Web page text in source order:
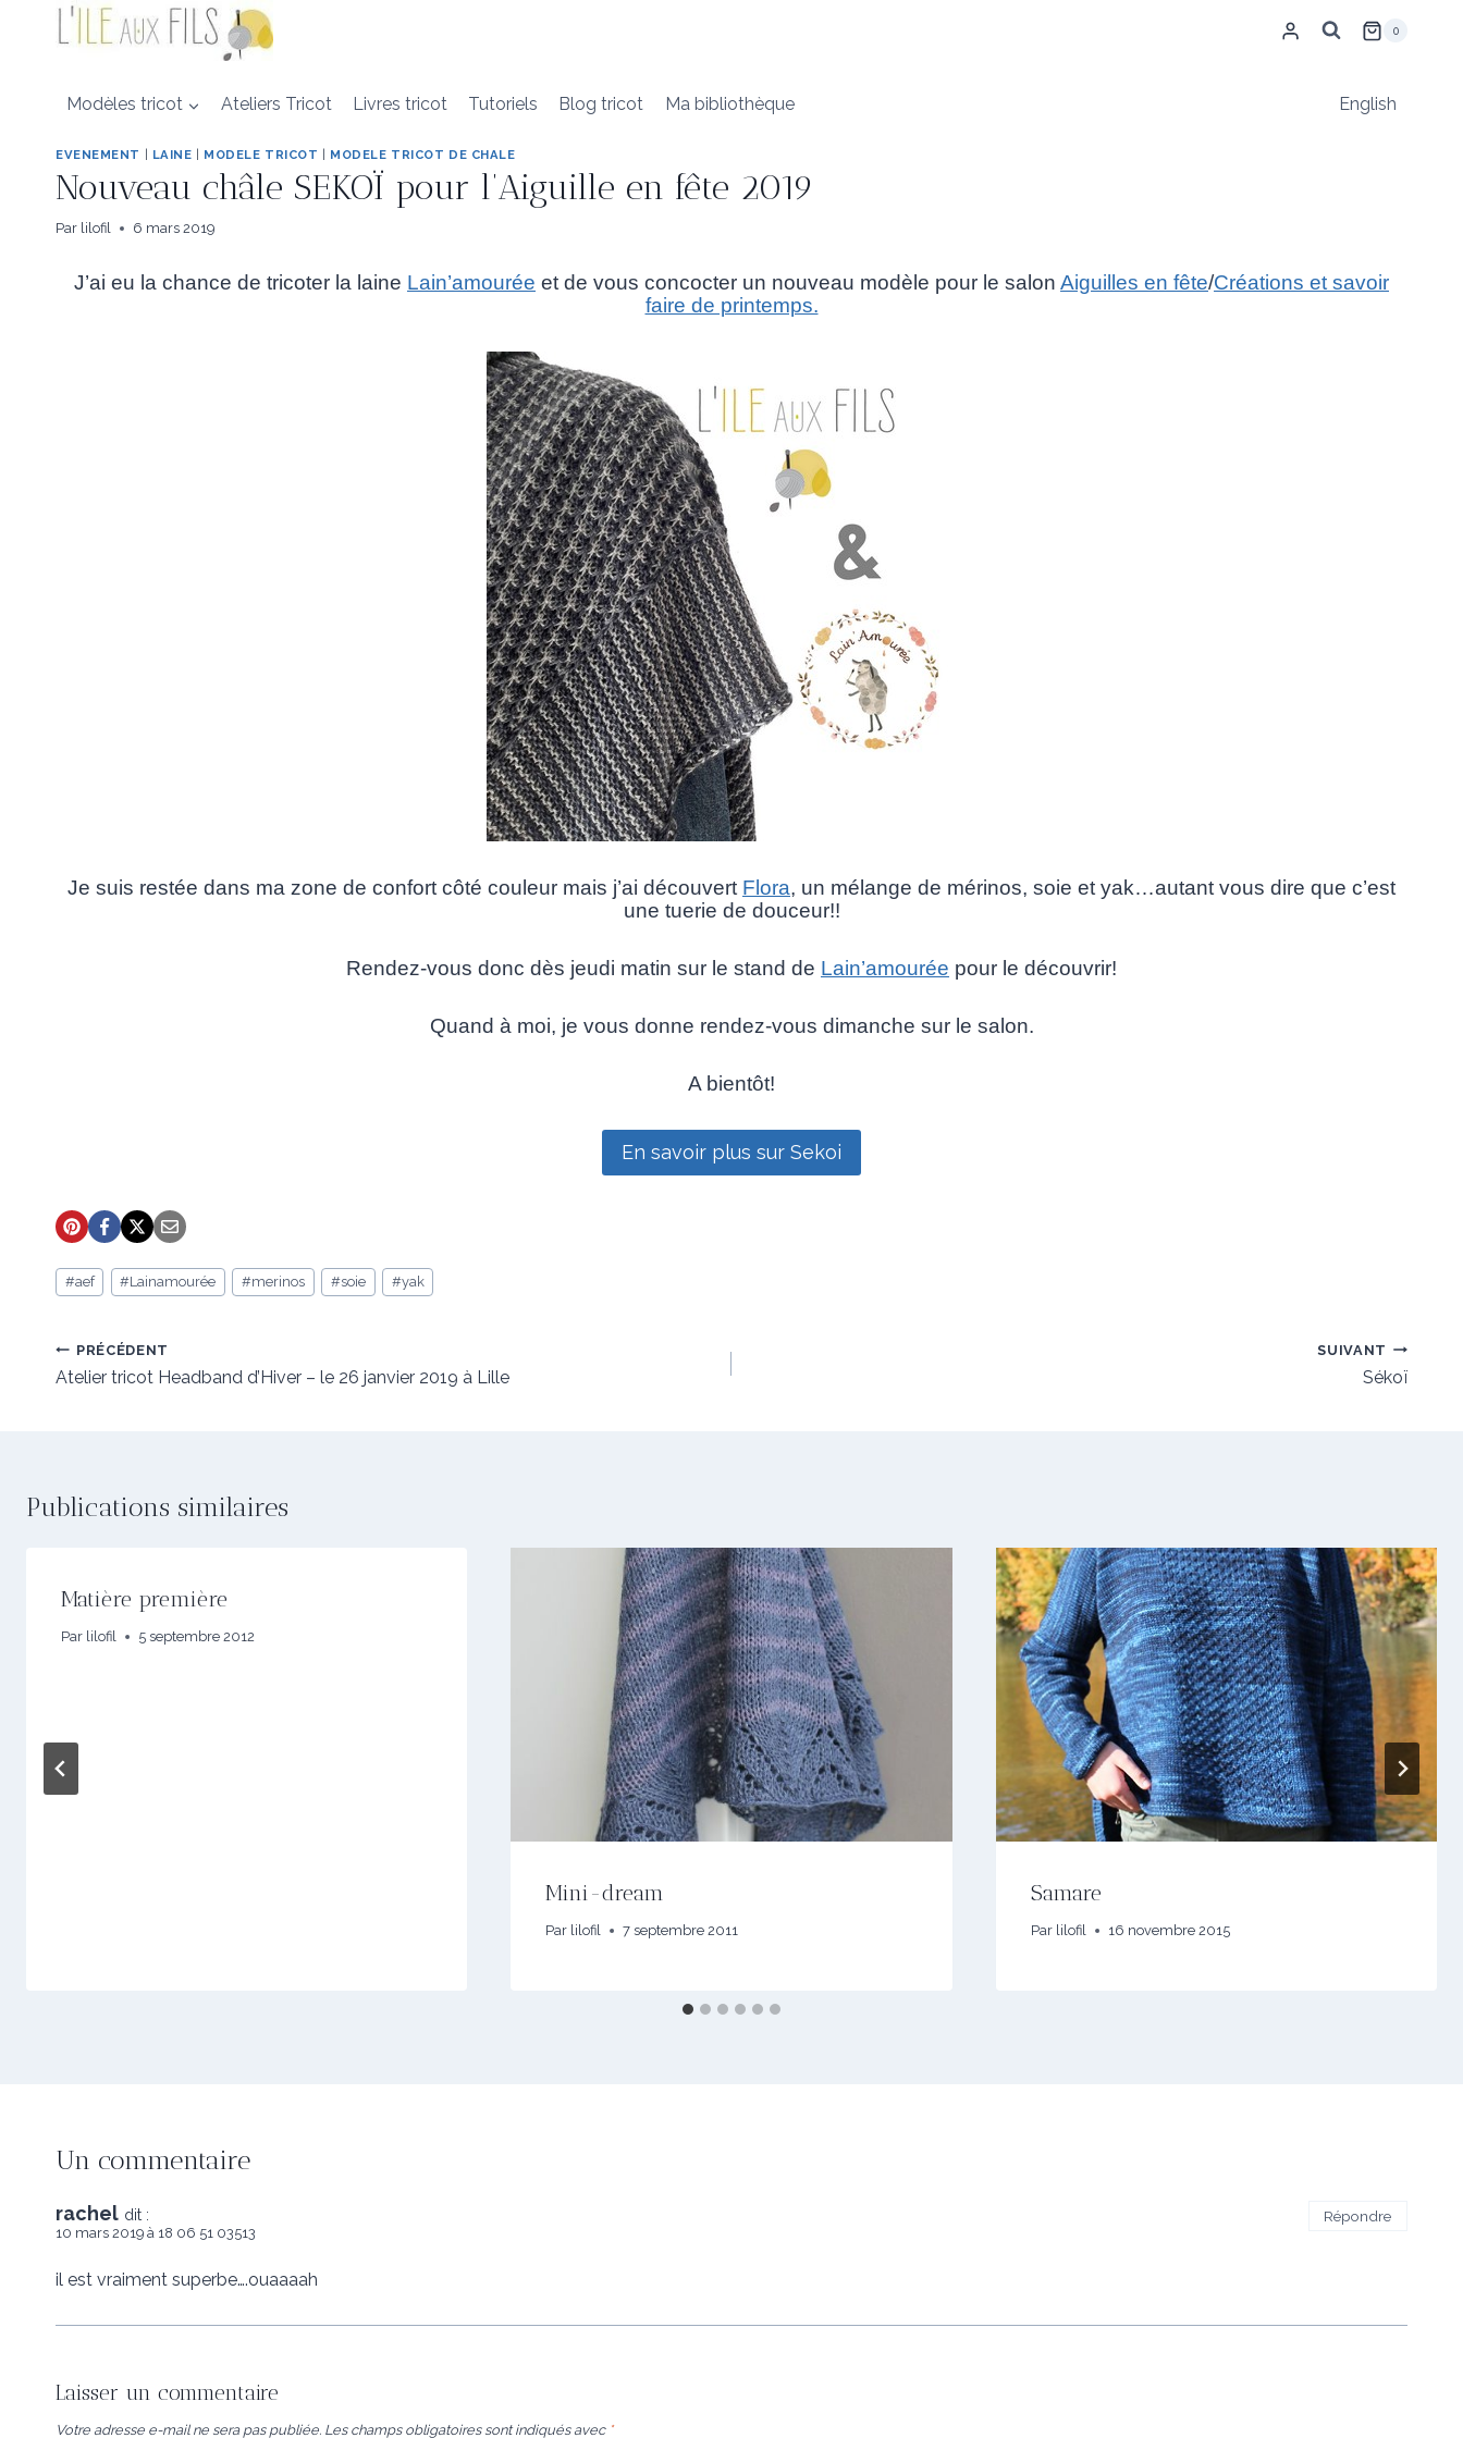
contenu
0
Modèles tricot Ateliers Tricot Livres tricot Tutoriels Blog tricot Ma bibliothèque English
EVENEMENT LAINE MODELE TRICOT MODELE TRICOT DE CHALE
Nouveau châle SEKOÏ pour l’Aiguille en fête 2019
Par lilofil 6 mars 2019
J’ai eu la chance de tricoter la laine Lain’amourée et de vous concocter un nouveau modèle pour le salon Aiguilles en fête/Créations et savoir
faire de printemps.
Je suis restée dans ma zone de confort côté couleur mais j’ai découvert Flora, un mélange de mérinos, soie et yak…autant vous dire que c’est
une tuerie de douceur!!
Rendez-vous donc dès jeudi matin sur le stand de Lain’amourée pour le découvrir!
Quand à moi, je vous donne rendez-vous dimanche sur le salon.
A bientôt!
En savoir plus sur Sekoi
Étiquettes
de
#aef #Lainamourée #merinos #soie #yak
Navigation
de
PRÉCÉDENT
Atelier tricot Headband d’Hiver – le 26 janvier 2019 à Lille
SUIVANT
Sékoï
Publications similaires
Matière première
Par lilofil 5 septembre 2012
Mini-dream
Par lilofil 7 septembre 2011
Samare
Par lilofil 16 novembre 2015
Un commentaire
rachel dit :
10 mars 2019 à 18 06 51 03513
il est vraiment superbe….ouaaaah
Répondre
Laisser un commentaire
Votre adresse e-mail ne sera pas publiée. Les champs obligatoires sont indiqués avec *